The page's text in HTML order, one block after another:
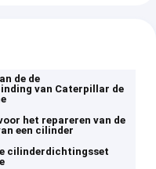
de de
van Caterpillar de
het repareren van de
een cilinder
cilinderdichtingsset